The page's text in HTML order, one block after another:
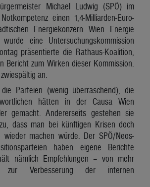
Michael Ludwig (SPÖ) im
einen 1,4-Milliarden-Euro-
Energiekonzern Wien Energie
eine Untersuchungskommission
präsentierte die Rathaus-Koalition,
Bericht zum Wirken dieser Kommission.
an.
Parteien (wenig überraschend), die
hätten in der Causa Wien
gemacht. Andererseits gestehen sie
dass man bei künftigen Krisen doch
wieder machen würde. Der SPÖ/Neos-
haben eigene Berichte
nämlich Empfehlungen – von mehr
zur Verbesserung der internen